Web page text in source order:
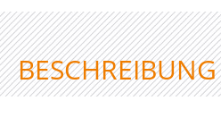
BESCHREIBUNG